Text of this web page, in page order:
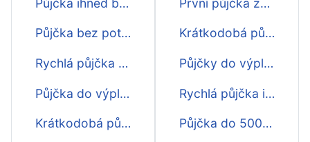
Půjčka ihned bez potvrzování příjmu
Půjčka bez potvrzování o příjmu
Rychlá půjčka bez potvrzování příjmu
Půjčka do výplaty bez potvrzování příjmu
Krátkodobá půjčka bez potvrzování příjmu
První půjčka zdarma
Krátkodobá půjčka
Půjčky do výplaty
Rychlá půjčka ihned
Půjčka do 5000 Kč